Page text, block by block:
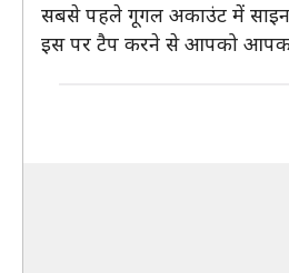
सबसे पहले गूगल अकाउंट में साइन
इस पर टैप करने से आपको आपका